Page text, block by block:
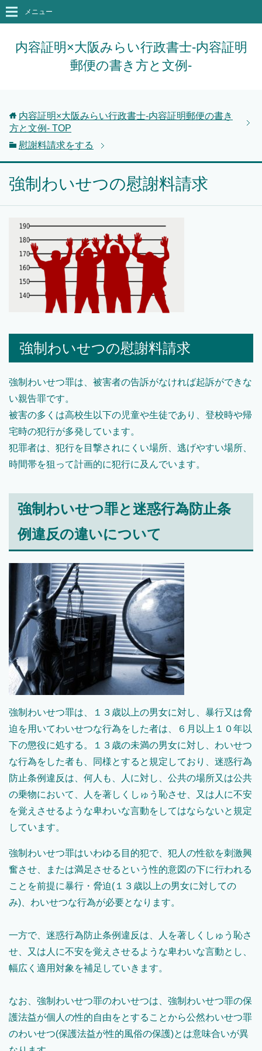
内容証明×大阪みらい行政書士-内容証明
郵便の書き方と文例-
メニュー
内容証明×大阪みらい行政書士-内容証明郵便の書き
方と文例- TOP
慰謝料請求をする
強制わいせつの慰謝料請求
強制わいせつの慰謝料請求
強制わいせつ罪は、被害者の告訴がなければ起訴ができな
い親告罪です。
被害の多くは高校生以下の児童や生徒であり、登校時や帰
宅時の犯行が多発しています。
犯罪者は、犯行を目撃されにくい場所、逃げやすい場所、
時間帯を狙って計画的に犯行に及んでいます。
強制わいせつ罪と迷惑行為防止条
例違反の違いについて
強制わいせつ罪は、１３歳以上の男女に対し、暴行又は脅
迫を用いてわいせつな行為をした者は、６月以上１０年以
下の懲役に処する。１３歳の未満の男女に対し、わいせつ
な行為をした者も、同様とすると規定しており、迷惑行為
防止条例違反は、何人も、人に対し、公共の場所又は公共
の乗物において、人を著しくしゅう恥させ、又は人に不安
を覚えさせるような卑わいな言動をしてはならないと規定
しています。
強制わいせつ罪はいわゆる目的犯で、犯人の性欲を刺激興
奮させ、または満足させるという性的意図の下に行われる
ことを前提に暴行・脅迫(１３歳以上の男女に対しての
み)、わいせつな行為が必要となります。
一方で、迷惑行為防止条例違反は、人を著しくしゅう恥さ
せ、又は人に不安を覚えさせるような卑わいな言動とし、
幅広く適用対象を補足していきます。
なお、強制わいせつ罪のわいせつは、強制わいせつ罪の保
護法益が個人の性的自由をとすることから公然わいせつ罪
のわいせつ(保護法益が性的風俗の保護)とは意味合いが異